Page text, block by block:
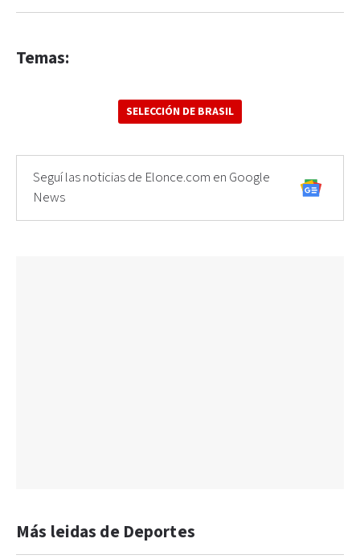
Temas:
SELECCIÓN DE BRASIL
Seguí las noticias de Elonce.com en Google
News
Más leidas de Deportes